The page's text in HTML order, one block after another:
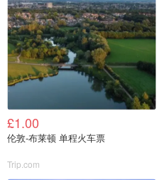
£1.00
伦敦-布莱顿 单程火车票
Trip.com